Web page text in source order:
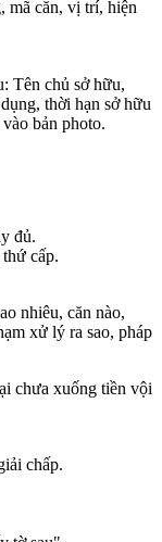
mã căn, vị trí, hiện
Tên chủ sở hữu,
thời hạn sở hữu
bản photo.
đủ.
cấp.
nhiêu, căn nào,
xử lý ra sao, pháp
chưa xuống tiền vội
chấp.